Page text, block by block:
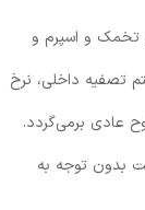
تخمک و اسپرم و
تصفیه داخلی، نرخ
عادی برمی‌گردد.
بدون توجه به